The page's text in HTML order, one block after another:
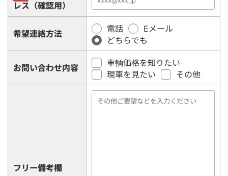
レス（確認用）
希望連絡方法
電話
Eメール
どちらでも
お問い合わせ内容
車輌価格を知りたい
現車を見たい
その他
フリー備考欄